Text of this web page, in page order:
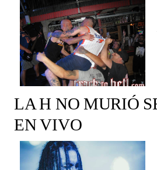
LA H NO MURIÓ
EN VIVO